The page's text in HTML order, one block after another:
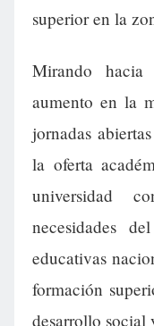
superior en la
Mirando
aumento en la
jornadas
la oferta
universidad
necesidades
educativas
formación
desarrollo social